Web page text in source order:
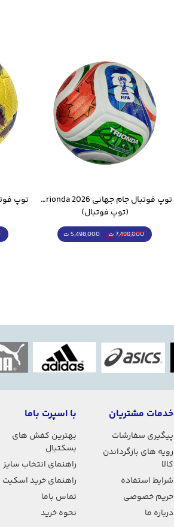
توپ فوتسال مولتن 4800 تنبل مخصوص سالن
(توپ فوتسال)
6,498,000 ت 5,298,000 ت
خدمات مشتریان
پیگیری سفارشات
رویه های بازگرداندن
کالا
شرایط استفاده
حریم خصوصی
درباره ما
با اسپرت باما
بهترین کفش های
بسکتبال
راهنمای انتخاب سایز
راهنمای خرید اسکیت
تماس باما
نحوه خرید